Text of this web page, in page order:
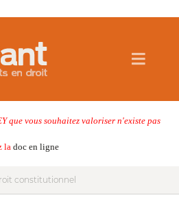
que vous souhaitez valoriser n'existe pas
la doc en ligne
constitutionnel